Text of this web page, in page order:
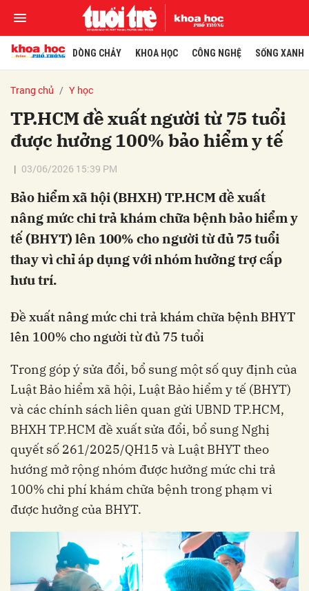
DÒNG CHẢY KHOA HỌC CÔNG NGHỆ SỐNG XANH
Trang chủ Y học
TP.HCM đề xuất người từ 75 tuổi
được hưởng 100% bảo hiểm y tế
03/06/2026 15:39 PM
Bảo hiểm xã hội (BHXH) TP.HCM đề xuất
nâng mức chi trả khám chữa bệnh bảo hiểm y
tế (BHYT) lên 100% cho người từ đủ 75 tuổi
thay vì chỉ áp dụng với nhóm hưởng trợ cấp
hưu trí.
Đề xuất nâng mức chi trả khám chữa bệnh BHYT
lên 100% cho người từ đủ 75 tuổi
Trong góp ý sửa đổi, bổ sung một số quy định của
Luật Bảo hiểm xã hội, Luật Bảo hiểm y tế (BHYT)
và các chính sách liên quan gửi UBND TP.HCM,
BHXH TP.HCM đề xuất sửa đổi, bổ sung Nghị
quyết số 261/2025/QH15 và Luật BHYT theo
hướng mở rộng nhóm được hưởng mức chi trả
100% chi phí khám chữa bệnh trong phạm vi
được hưởng của BHYT.